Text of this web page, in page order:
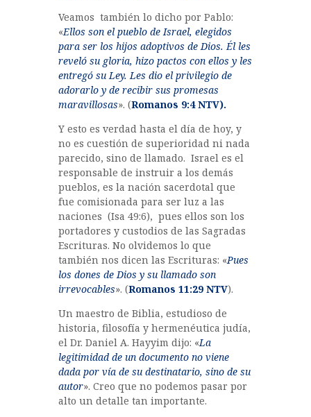
Veamos también lo dicho por Pablo:
«Ellos son el pueblo de Israel, elegidos
para ser los hijos adoptivos de Dios. Él les
reveló su gloria, hizo pactos con ellos y les
entregó su Ley. Les dio el privilegio de
adorarlo y de recibir sus promesas
maravillosas». (Romanos 9:4 NTV).
Y esto es verdad hasta el día de hoy, y
no es cuestión de superioridad ni nada
parecido, sino de llamado. Israel es el
responsable de instruir a los demás
pueblos, es la nación sacerdotal que
fue comisionada para ser luz a las
naciones (Isa 49:6), pues ellos son los
portadores y custodios de las Sagradas
Escrituras. No olvidemos lo que
también nos dicen las Escrituras: «Pues
los dones de Dios y su llamado son
irrevocables». (Romanos 11:29 NTV).
Un maestro de Biblia, estudioso de
historia, filosofía y hermenéutica judía,
el Dr. Daniel A. Hayyim dijo: «La
legitimidad de un documento no viene
dada por vía de su destinatario, sino de su
autor». Creo que no podemos pasar por
alto un detalle tan importante.